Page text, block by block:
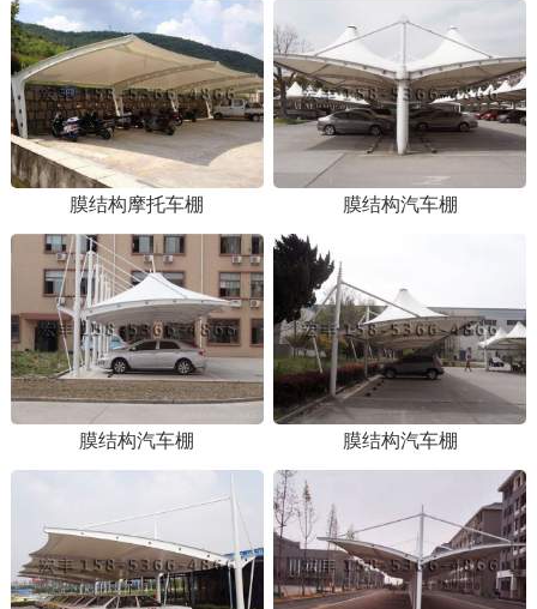
1 2
膜结构摩托车棚 膜结构汽车棚
膜结构汽车棚 膜结构汽车棚